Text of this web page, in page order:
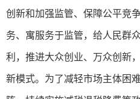
创新和加强监管、保障公平竞
务、寓服务于监管，给人民群
利，推进大众创业、万众创新
新模式。为了减轻市场主体困